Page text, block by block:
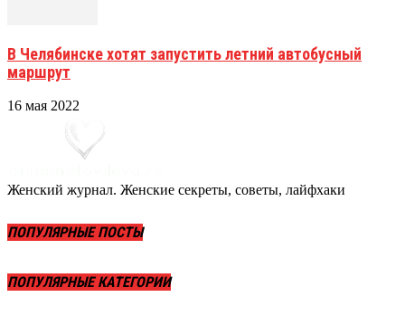
В Челябинске хотят запустить летний автобусный
маршрут
16 мая 2022
Женский журнал. Женские секреты, советы, лайфхаки
ПОПУЛЯРНЫЕ ПОСТЫ
ПОПУЛЯРНЫЕ КАТЕГОРИИ